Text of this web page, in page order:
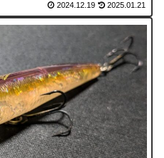
2024.12.19 2025.01.21